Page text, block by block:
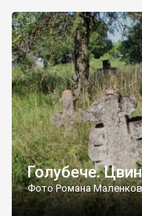
бруньками, кози ті
делікатес. На цвинтарі
різноманітних форм
Голубече.
Фото Романа